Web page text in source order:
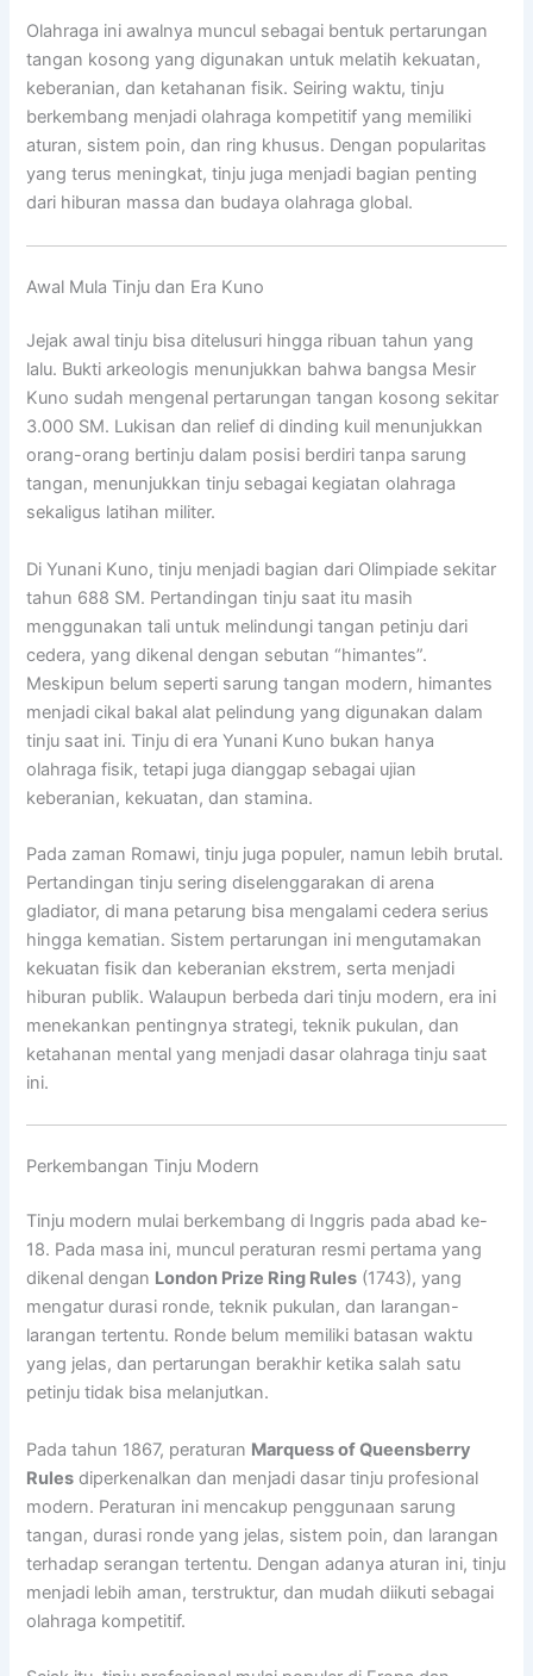
Olahraga ini awalnya muncul sebagai bentuk pertarungan
tangan kosong yang digunakan untuk melatih kekuatan,
keberanian, dan ketahanan fisik. Seiring waktu, tinju
berkembang menjadi olahraga kompetitif yang memiliki
aturan, sistem poin, dan ring khusus. Dengan popularitas
yang terus meningkat, tinju juga menjadi bagian penting
dari hiburan massa dan budaya olahraga global.
Awal Mula Tinju dan Era Kuno
Jejak awal tinju bisa ditelusuri hingga ribuan tahun yang
lalu. Bukti arkeologis menunjukkan bahwa bangsa Mesir
Kuno sudah mengenal pertarungan tangan kosong sekitar
3.000 SM. Lukisan dan relief di dinding kuil menunjukkan
orang-orang bertinju dalam posisi berdiri tanpa sarung
tangan, menunjukkan tinju sebagai kegiatan olahraga
sekaligus latihan militer.
Di Yunani Kuno, tinju menjadi bagian dari Olimpiade sekitar
tahun 688 SM. Pertandingan tinju saat itu masih
menggunakan tali untuk melindungi tangan petinju dari
cedera, yang dikenal dengan sebutan “himantes”.
Meskipun belum seperti sarung tangan modern, himantes
menjadi cikal bakal alat pelindung yang digunakan dalam
tinju saat ini. Tinju di era Yunani Kuno bukan hanya
olahraga fisik, tetapi juga dianggap sebagai ujian
keberanian, kekuatan, dan stamina.
Pada zaman Romawi, tinju juga populer, namun lebih brutal.
Pertandingan tinju sering diselenggarakan di arena
gladiator, di mana petarung bisa mengalami cedera serius
hingga kematian. Sistem pertarungan ini mengutamakan
kekuatan fisik dan keberanian ekstrem, serta menjadi
hiburan publik. Walaupun berbeda dari tinju modern, era ini
menekankan pentingnya strategi, teknik pukulan, dan
ketahanan mental yang menjadi dasar olahraga tinju saat
ini.
Perkembangan Tinju Modern
Tinju modern mulai berkembang di Inggris pada abad ke-
18. Pada masa ini, muncul peraturan resmi pertama yang
dikenal dengan London Prize Ring Rules (1743), yang
mengatur durasi ronde, teknik pukulan, dan larangan-
larangan tertentu. Ronde belum memiliki batasan waktu
yang jelas, dan pertarungan berakhir ketika salah satu
petinju tidak bisa melanjutkan.
Pada tahun 1867, peraturan Marquess of Queensberry
Rules diperkenalkan dan menjadi dasar tinju profesional
modern. Peraturan ini mencakup penggunaan sarung
tangan, durasi ronde yang jelas, sistem poin, dan larangan
terhadap serangan tertentu. Dengan adanya aturan ini, tinju
menjadi lebih aman, terstruktur, dan mudah diikuti sebagai
olahraga kompetitif.